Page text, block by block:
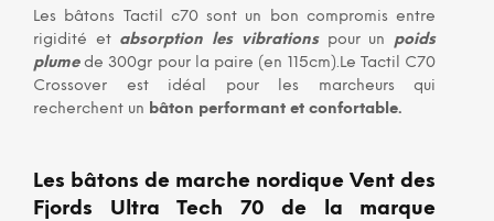
Les bâtons Tactil c70 sont un bon compromis entre
rigidité et absorption les vibrationspour un poids
plumede 300gr pour la paire (en 115cm).Le Tactil C70
Crossover est idéal pour les marcheurs qui
recherchent un bâton performant et confortable.
Les bâtons de marche nordique Vent des
Fjords Ultra Tech 70 de la marque